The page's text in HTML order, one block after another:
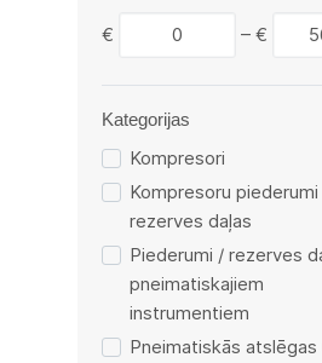
€ – €
Kategorijas
Kompresori
Kompresoru piederumi
rezerves daļas
Piederumi / rezerves
pneimatiskajiem
instrumentiem
Pneimatiskās atslēgas